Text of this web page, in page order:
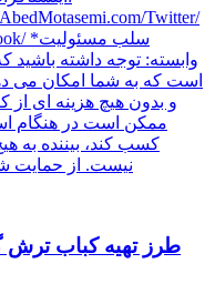
وابسته: توجه داشته باشید
است که به شما امکان می
و بدون هیچ هزینه ای از
ممکن است در هنگام
کسب کند، بیننده به
نیست. از حمایت
طرز تهیه کباب ترش